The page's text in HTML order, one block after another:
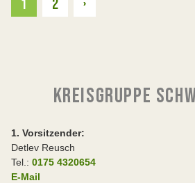
1 2 ›Weiter
KREISGRUPPE
1. Vorsitzender:
Detlev Reusch
Tel.: 0175 4320654
E-Mail